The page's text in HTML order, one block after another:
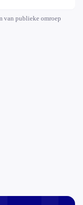
van publieke omroep